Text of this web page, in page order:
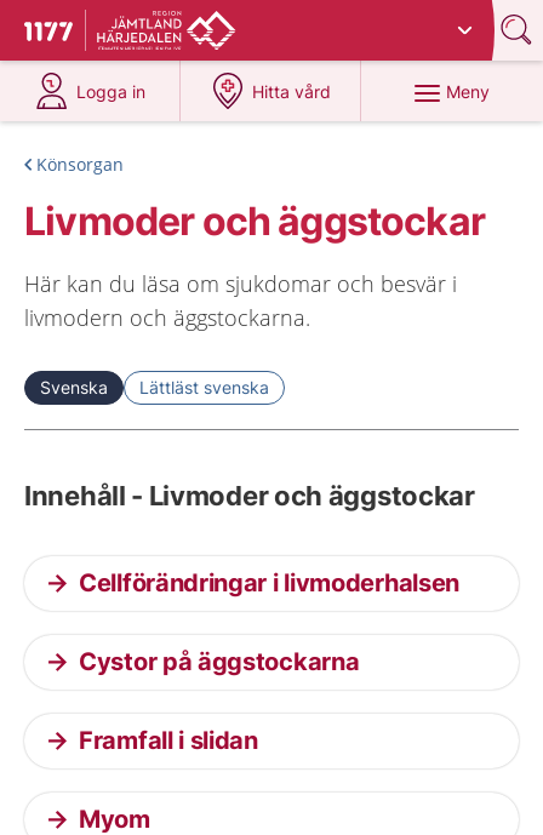
Till startsidan för 1177
Du har valt region
Logga in
på 1177.se
Hitta vård
på 1177.se
Meny
Könsorgan
Livmoder och äggstockar
Här kan du läsa om sjukdomar och besvär i
livmodern och äggstockarna.
Svenska Lättläst svenska
Innehåll - Livmoder och äggstockar
Cellförändringar i livmoderhalsen
Cystor på äggstockarna
Framfall i slidan
Myom